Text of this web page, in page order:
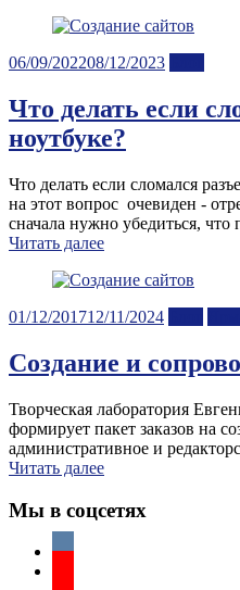
Posted
06/09/202208/12/2023
Что делать если
ноутбуке?
Что делать если сломался
на этот вопрос очевиден -
сначала нужно убедиться,
Читать далее
Posted
01/12/201712/11/2024
Создание и
Творческая лаборатория
формирует пакет заказов на
административное и
Читать далее
Мы в соцсетях